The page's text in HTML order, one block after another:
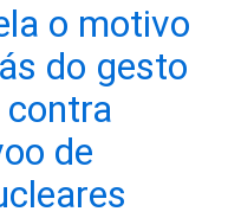
o motivo
do gesto
contra
de